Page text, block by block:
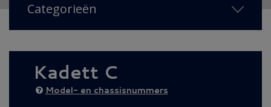
Categorieën
AANBIEDING(3)
Achteras (18)
Bumper/ Spoiler/ Spiegel
Kadett C
Model- en chassisnummers